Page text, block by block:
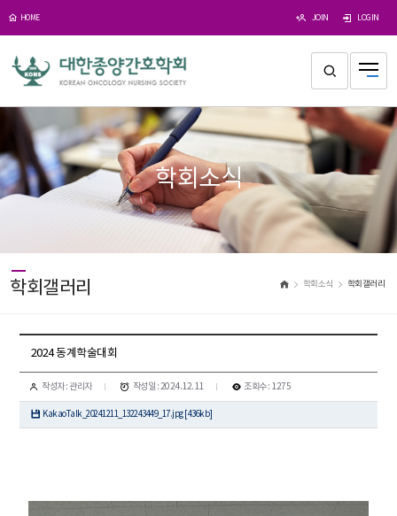
HOME JOIN LOGIN
학회소식
학회갤러리 학회소식 학회갤러리
2024 동계학술대회
작성자 : 관리자 작성일 : 2024.12.11 조회수 : 1275
KakaoTalk_20241211_132243449_17.jpg [436kb]